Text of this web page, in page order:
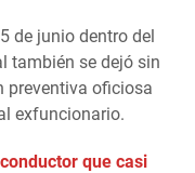
de junio dentro del
también se dejó sin
preventiva oficiosa
exfuncionario.
que casi